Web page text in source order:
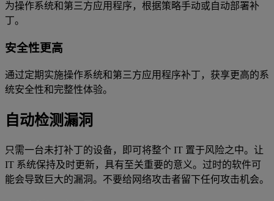
为操作系统和第三方应用程序，根据策略手动或自动部署补
丁。
安全性更高
通过定期实施操作系统和第三方应用程序补丁，获享更高的系
统安全性和完整性体验。
自动检测漏洞
只需一台未打补丁的设备，即可将整个 IT 置于风险之中。让
IT 系统保持及时更新，具有至关重要的意义。过时的软件可
能会导致巨大的漏洞。不要给网络攻击者留下任何攻击机会。